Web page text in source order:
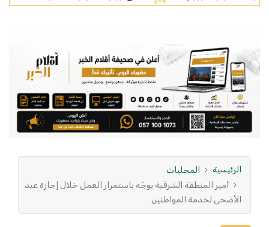
الرئيسية
المحليات
أمير المنطقة الشرقية يوجّه باستمرار العمل خلال إجازة عيد
الأضحى لخدمة المواطنين